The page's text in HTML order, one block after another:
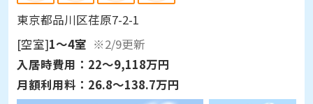
東京都品川区荏原7-2-1
[空室]1～4室 ※2/9更新
入居時費用： 22～9,118万円
月額利用料： 26.8～138.7万円